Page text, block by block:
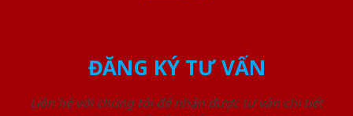
ĐĂNG KÝ TƯ VẤN
Liên hệ với chúng tôi để nhận được tư vấn chi tiết